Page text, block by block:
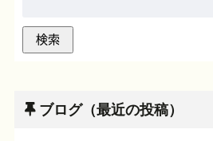
ブログ（最近の投稿）